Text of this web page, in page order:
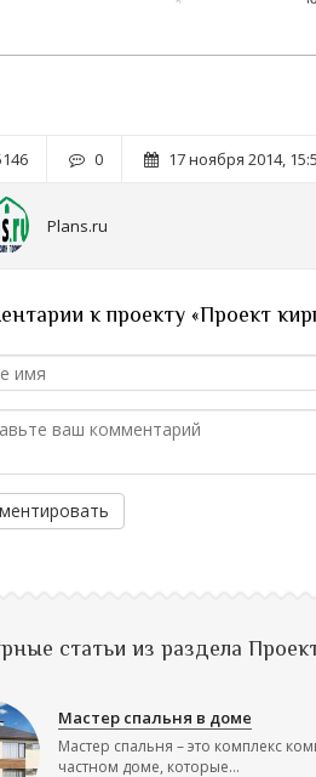
0 17 ноября 2014,
Plans.ru
к проекту «Проект
статьи из раздела
Мастер спальня в доме
Мастер спальня – это комплекс
частном доме, которые...